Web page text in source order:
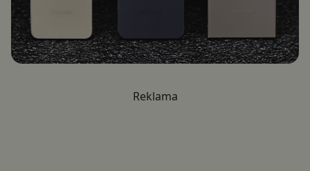
Reklama